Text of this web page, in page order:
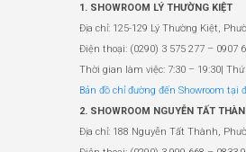
1. SHOWROOM LÝ THƯỜNG KIỆT
Địa chỉ: 125-129 Lý Thường Kiệt,
Điện thoại: (0290) 3 575 277 – 0907
Thời gian làm việc: 7:30 – 19:30|
Bản đồ chỉ đường đến Showroom tại
2. SHOWROOM NGUYỄN TẤT
Địa chỉ: 188 Nguyễn Tất Thành,